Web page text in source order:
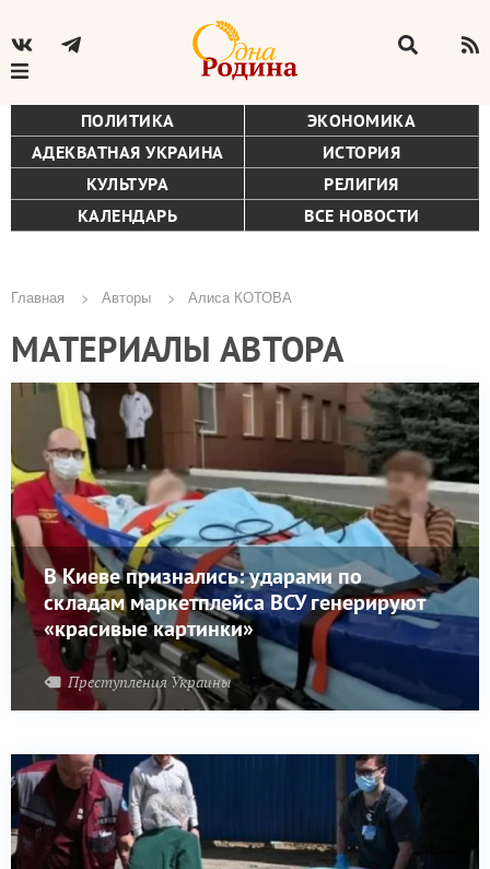
ПОЛИТИКА
ЭКОНОМИКА
АДЕКВАТНАЯ УКРАИНА
ИСТОРИЯ
КУЛЬТУРА
РЕЛИГИЯ
КАЛЕНДАРЬ
ВСЕ НОВОСТИ
Строка
навигации
Главная Авторы Алиса КОТОВА
МАТЕРИАЛЫ АВТОРА
В Киеве признались: ударами по
складам маркетплейса ВСУ генерируют
«красивые картинки»
Преступления Украины